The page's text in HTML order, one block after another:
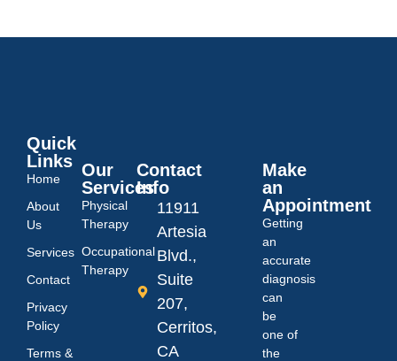
Quick
Links
Home
About
Us
Services
Contact
Privacy
Policy
Terms &
Our
Services
Physical
Therapy
Occupational
Therapy
Contact
Info
11911
Artesia
Blvd.,
Suite
207,
Cerritos,
CA
Make
an
Appointment
Getting
an
accurate
diagnosis
can
be
one of
the